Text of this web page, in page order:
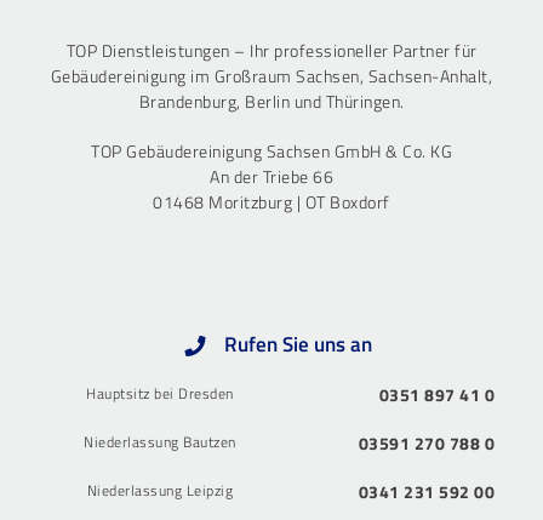
TOP Dienstleistungen – Ihr professioneller Partner für
Gebäudereinigung im Großraum Sachsen, Sachsen-Anhalt,
Brandenburg, Berlin und Thüringen.
TOP Gebäudereinigung Sachsen GmbH & Co. KG
An der Triebe 66
01468 Moritzburg | OT Boxdorf
Rufen Sie uns an
Hauptsitz bei Dresden 0351 897 41 0
Niederlassung Bautzen 03591 270 788 0
Niederlassung Leipzig 0341 231 592 00